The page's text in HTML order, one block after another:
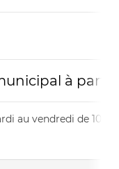
à partir
au vendredi de 10h à